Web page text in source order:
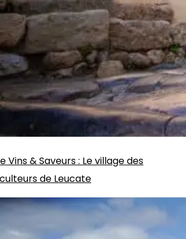
Vins & Saveurs: Le village des
de Leucate